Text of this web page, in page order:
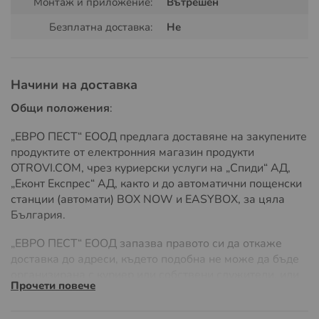
Гелът Advion съдържа активната съставка
индоксакарб, която привлича и елиминира хлебарките
Начин на употреба:
Нанасяйте малки точки от гела в скрити зони като
пукнатини, около кухненски уреди и влага.
Препоръчителна доза: 1-3 капки/кв.м в зависимост
от плътността на хлебарките.
Предимства:
Дълготрайна ефективност до 3 месеца.
Безплатна доставка:
Не
Начини на доставка
Общи положения:
„ЕВРО ПЕСТ“ ЕООД предлага доставяне на закупените
продуктите от електронния магазин продукти
OTROVI.COM, чрез куриерски услуги на „Спиди“ АД,
„Еконт Експрес“ АД, както и до автоматични пощенски
станции (автомати) BOX NOW и EASYBOX, за цяла
България.
„ЕВРО ПЕСТ“ ЕООД запазва правото си да откаже
доставка до адреси, където подобна не може да бъде
ако разходите на доставка значително надвишават
Прочети повече